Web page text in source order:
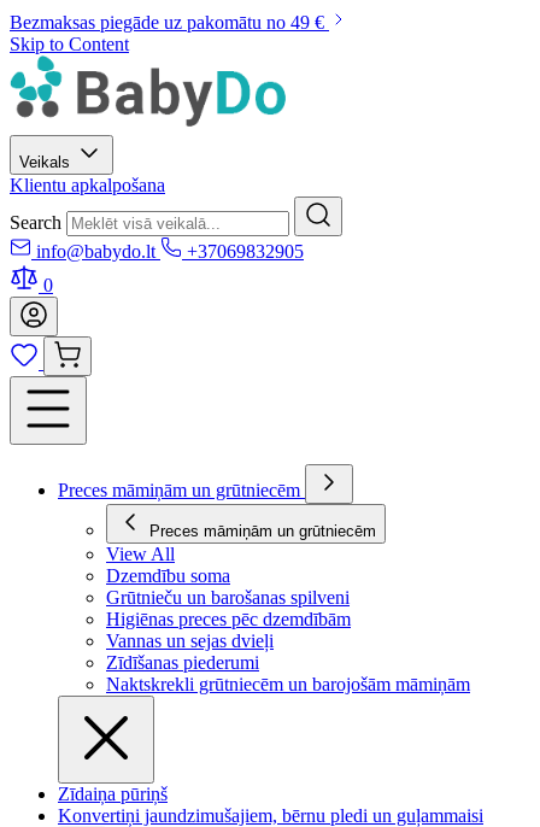
Bezmaksas piegāde uz pakomātu no 49 €
Skip to Content
Veikals
Klientu apkalpošana
Search
info@babydo.lt
+37069832905
0
Preces māmiņām un grūtniecēm
Preces māmiņām un grūtniecēm
View All
Dzemdību soma
Grūtnieču un barošanas spilveni
Higiēnas preces pēc dzemdībām
Vannas un sejas dvieļi
Zīdīšanas piederumi
Naktskrekli grūtniecēm un barojošām māmiņām
Zīdaiņa pūriņš
Konvertiņi jaundzimušajiem, bērnu pledi un guļammaisi